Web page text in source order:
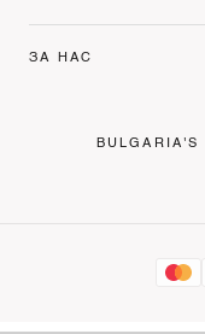
ЗА НАС
BULGARIA'S